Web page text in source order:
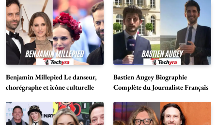
Benjamin Millepied Le danseur,
chorégraphe et icône culturelle
Bastien Augey Biographie
Complète du Journaliste Français